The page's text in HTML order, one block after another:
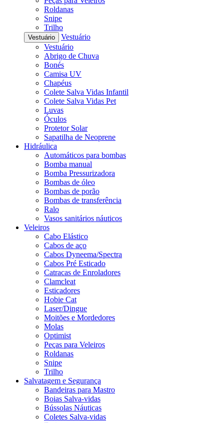
Roldanas
Snipe
Trilho
Vestuário
Vestuário
Vestuário
Abrigo de Chuva
Bonés
Camisa UV
Chapéus
Colete Salva Vidas Infantil
Colete Salva Vidas Pet
Luvas
Óculos
Protetor Solar
Sapatilha de Neoprene
Hidráulica
Automáticos para bombas
Bomba manual
Bomba Pressurizadora
Bombas de óleo
Bombas de porão
Bombas de transferência
Ralo
Vasos sanitários náuticos
Veleiros
Cabo Elástico
Cabos de aço
Cabos Dyneema/Spectra
Cabos Pré Esticado
Catracas de Enroladores
Clamcleat
Esticadores
Hobie Cat
Laser/Dingue
Moitões e Mordedores
Molas
Optimist
Peças para Veleiros
Roldanas
Snipe
Trilho
Salvatagem e Segurança
Bandeiras para Mastro
Boias Salva-vidas
Bússolas Náuticas
Coletes Salva-vidas